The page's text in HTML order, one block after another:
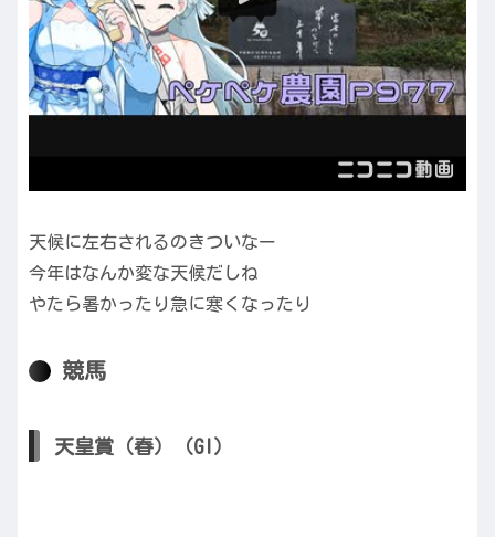
天候に左右されるのきついなー
今年はなんか変な天候だしね
やたら暑かったり急に寒くなったり
競馬
天皇賞（春）（GI）